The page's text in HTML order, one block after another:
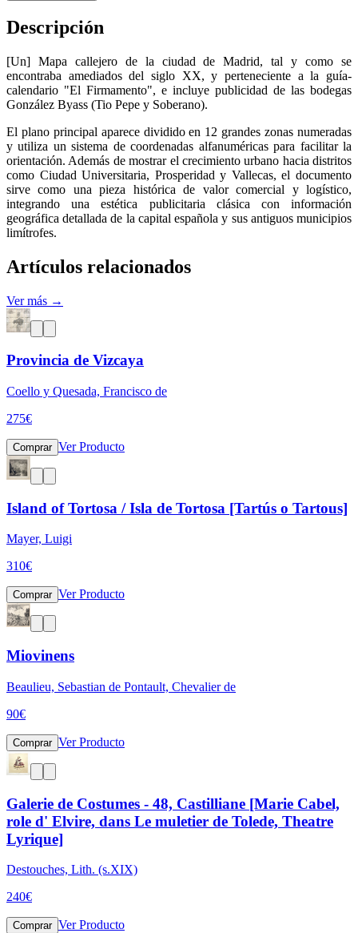
Descripción
[Un] Mapa callejero de la ciudad de Madrid, tal y como se
encontraba amediados del siglo XX, y perteneciente a la guía-
calendario "El Firmamento", e incluye publicidad de las bodegas
González Byass (Tio Pepe y Soberano).
El plano principal aparece dividido en 12 grandes zonas numeradas
y utiliza un sistema de coordenadas alfanuméricas para facilitar la
orientación. Además de mostrar el crecimiento urbano hacia distritos
como Ciudad Universitaria, Prosperidad y Vallecas, el documento
sirve como una pieza histórica de valor comercial y logístico,
integrando una estética publicitaria clásica con información
geográfica detallada de la capital española y sus antiguos municipios
limítrofes.
Artículos relacionados
Ver más →
Provincia de Vizcaya
Coello y Quesada, Francisco de
275€
Comprar Ver Producto
Island of Tortosa / Isla de Tortosa [Tartús o Tartous]
Mayer, Luigi
310€
Comprar Ver Producto
Miovinens
Beaulieu, Sebastian de Pontault, Chevalier de
90€
Comprar Ver Producto
Galerie de Costumes - 48, Castilliane [Marie Cabel,
role d' Elvire, dans Le muletier de Tolede, Theatre
Lyrique]
Destouches, Lith. (s.XIX)
240€
Comprar Ver Producto